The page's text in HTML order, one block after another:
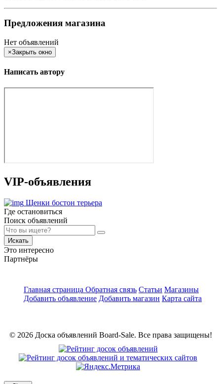
Предложения магазина
Нет объявлений
×Закрыть окно
Написать автору
VIP-объявления
Щенки бостон терьера
Где остановиться
Поиск объявлений
Искать
Это интересно
Партнёры
Главная страница Обратная связь Статьи Магазины
Добавить объявление Добавить магазин Карта сайта
© 2026 Доска объявлений Board-Sale. Все права защищены!